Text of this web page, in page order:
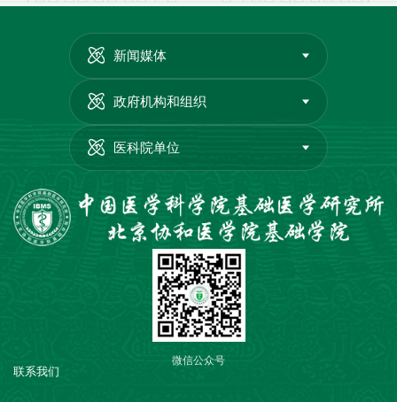
新闻媒体
政府机构和组织
医科院单位
联系我们
微信公众号